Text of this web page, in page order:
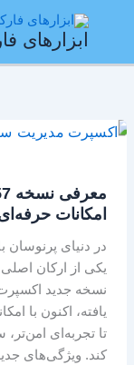
ابزارهای
امکانات
در دنیای پرنوسان
یکی از ارکان
نسخه جدید
یافته، اکنون با
تا تجربه‌ای امن‌تر،
کند. ویژگی‌های
معرفی
اکسپرت
مدیریت
سرمایه
با
حرفه‌ای